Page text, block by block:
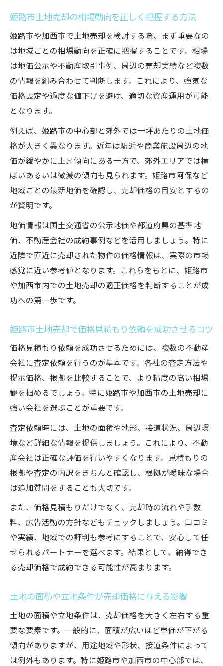
適切な不動産会社選びで見積もり精度を高
める方法
複数の会社に価格見積もり依頼を出すメリ
価格見積もり依頼後の比較検討で失敗を防
ぐコツ
納得のいく姫路市土地売却の流れとは
姫路市土地売却の一般的な流れと注意点ま
とめ
価格見積もり依頼から売却完了までの重要
ステップ
姫路市土地売却を円滑に進めるための事前
準備
類とは
姫路市土地売却後に知っておきたい税金や
手続き
売却を検討中なら知っておきたい査定依頼術
姫路市土地売却で査定依頼時に気を付ける
ポイント
信頼できる会社へ査定依頼する際の基準と
見極め方
姫路市土地売却の査定額を高めるための工
夫とは
査定依頼時に確認すべき姫路市土地の特徴
と魅力
姫路市土地売却で納得の査定を得る交渉の
コツ
加西市で土地売却を進めるコツと実例紹介
加西市土地売却で押さえておきたい相場の
した事例
加西市土地売却時に役立つ不動産会社の選
び方
姫路市土地売却の相場動向を正しく把握する方法
姫路市や加西市で土地売却を検討する際、まず重要なの
は地域ごとの相場動向を正確に把握することです。相場
は地価公示や不動産取引事例、周辺の売却実績など複数
の情報を組み合わせて判断します。これにより、強気な
価格設定や過度な値下げを避け、適切な資産運用が可能
となります。
例えば、姫路市の中心部と郊外では一坪あたりの土地価
格が大きく異なります。近年は駅近や商業施設周辺の地
価が緩やかに上昇傾向にある一方で、郊外エリアでは横
ばいあるいは微減の傾向も見られます。姫路市阿保など
地域ごとの最新地価を確認し、売却価格の目安とするの
が賢明です。
地価情報は国土交通省の公示地価や都道府県の基準地
価、不動産会社の成約事例などを活用しましょう。特に
近隣で直近に売却された物件の価格情報は、実際の市場
感覚に近い参考値となります。これらをもとに、姫路市
や加西市内での土地売却の適正価格を判断することが成
功への第一歩です。
姫路市土地売却で価格見積もり依頼を成功させるコツ
価格見積もり依頼を成功させるためには、複数の不動産
会社に査定依頼を行うのが基本です。各社の査定方法や
提示価格、根拠を比較することで、より精度の高い相場
観を掴めるでしょう。特に姫路市や加西市の土地売却に
強い会社を選ぶことが重要です。
査定依頼時には、土地の面積や地形、接道状況、周辺環
境など詳細な情報を提供しましょう。これにより、不動
産会社は正確な評価を行いやすくなります。見積もりの
根拠や査定の内訳をきちんと確認し、根拠が曖昧な場合
は追加質問をすることも大切です。
また、価格見積もりだけでなく、売却時の流れや手数
料、広告活動の方針などもチェックしましょう。口コミ
や実績、地域での評判も参考にすることで、安心して任
せられるパートナーを選べます。結果として、納得でき
る売却価格で成約できる可能性が高まります。
土地の面積や立地条件が売却価格に与える影響
土地の面積や立地条件は、売却価格を大きく左右する重
要な要素です。一般的に、面積が広いほど単価が下がる
傾向がありますが、用途地域や形状、接道条件によって
は例外もあります。特に姫路市や加西市の中心部では、